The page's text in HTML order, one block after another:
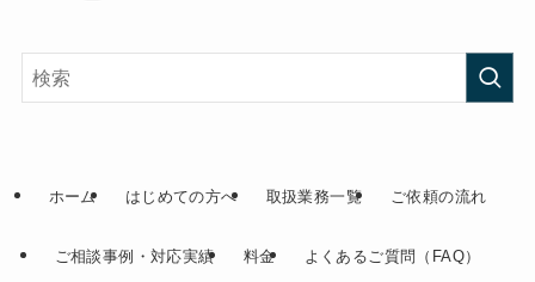
ホーム はじめての方へ 取扱業務一覧 ご依頼の流れ
ご相談事例・対応実績 料金 よくあるご質問（FAQ）